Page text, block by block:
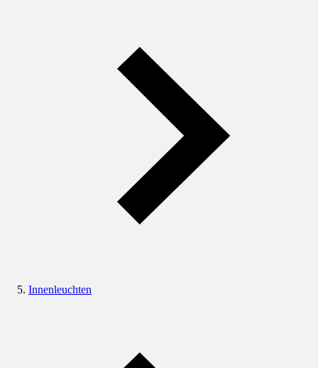
Innenleuchten